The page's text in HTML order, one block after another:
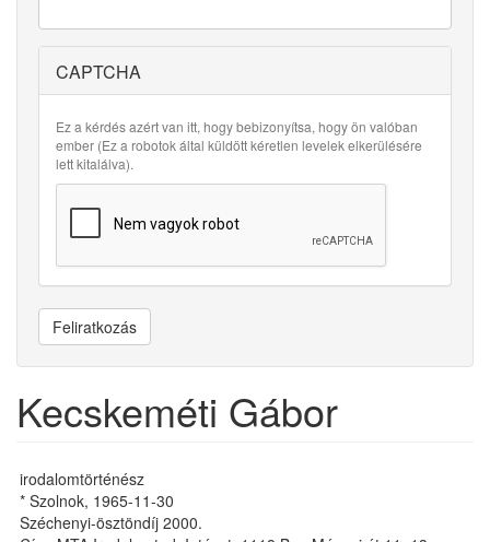
CAPTCHA
Ez a kérdés azért van itt, hogy bebizonyítsa, hogy ön valóban
ember (Ez a robotok által küldött kéretlen levelek elkerülésére
lett kitalálva).
Feliratkozás
Kecskeméti Gábor
irodalomtörténész
* Szolnok, 1965-11-30
Széchenyi-ösztöndíj 2000.